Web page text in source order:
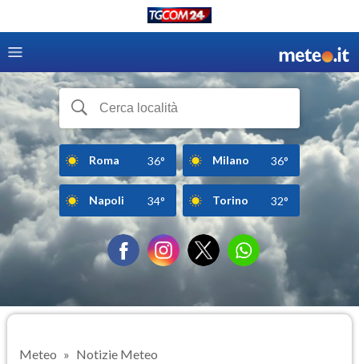
Roma 36° Milano 36°
Napoli 34° Torino 32°
Meteo Notizie Meteo